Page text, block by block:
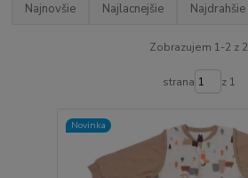
Najnovšie Najlacnejšie Najdrahšie
Zobrazujem 1-2 z 2
strana z 1
Novinka